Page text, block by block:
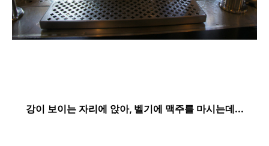
강이 보이는 자리에 앉아, 벨기에 맥주를 마시는데...